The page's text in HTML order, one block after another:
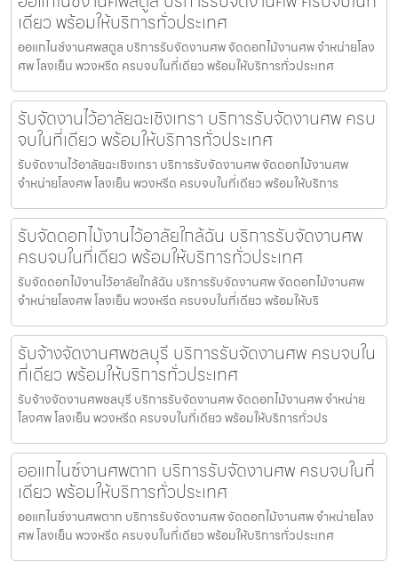
เดียว พร้อมให้บริการทั่วประเทศ
ออแกไนซ์งานศพสตูล บริการรับจัดงานศพ จัดดอกไม้งานศพ จำหน่ายโลง
ศพ โลงเย็น พวงหรีด ครบจบในที่เดียว พร้อมให้บริการทั่วประเทศ
รับจัดงานไว้อาลัยฉะเชิงเทรา บริการรับจัดงานศพ ครบ
จบในที่เดียว พร้อมให้บริการทั่วประเทศ
รับจัดงานไว้อาลัยฉะเชิงเทรา บริการรับจัดงานศพ จัดดอกไม้งานศพ
จำหน่ายโลงศพ โลงเย็น พวงหรีด ครบจบในที่เดียว พร้อมให้บริการ
รับจัดดอกไม้งานไว้อาลัยใกล้ฉัน บริการรับจัดงานศพ
ครบจบในที่เดียว พร้อมให้บริการทั่วประเทศ
รับจัดดอกไม้งานไว้อาลัยใกล้ฉัน บริการรับจัดงานศพ จัดดอกไม้งานศพ
จำหน่ายโลงศพ โลงเย็น พวงหรีด ครบจบในที่เดียว พร้อมให้บริ
รับจ้างจัดงานศพชลบุรี บริการรับจัดงานศพ ครบจบใน
ที่เดียว พร้อมให้บริการทั่วประเทศ
รับจ้างจัดงานศพชลบุรี บริการรับจัดงานศพ จัดดอกไม้งานศพ จำหน่าย
โลงศพ โลงเย็น พวงหรีด ครบจบในที่เดียว พร้อมให้บริการทั่วปร
ออแกไนซ์งานศพตาก บริการรับจัดงานศพ ครบจบในที่
เดียว พร้อมให้บริการทั่วประเทศ
ออแกไนซ์งานศพตาก บริการรับจัดงานศพ จัดดอกไม้งานศพ จำหน่ายโลง
ศพ โลงเย็น พวงหรีด ครบจบในที่เดียว พร้อมให้บริการทั่วประเทศ